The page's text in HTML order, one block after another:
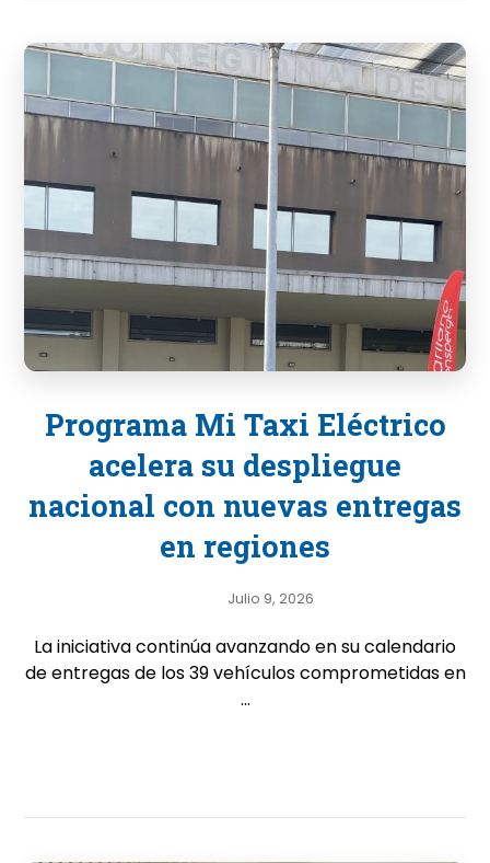
Programa Mi Taxi Eléctrico
acelera su despliegue
nacional con nuevas entregas
en regiones
Julio 9, 2026
La iniciativa continúa avanzando en su calendario
de entregas de los 39 vehículos comprometidas en
...